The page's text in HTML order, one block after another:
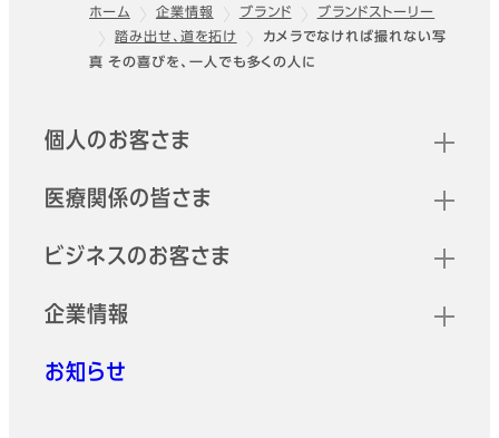
フッター
ホーム 企業情報 ブランド
ブランドストーリー
踏み出せ、道を拓け
カメラでなければ撮れない写
真 その喜びを、一人でも多くの人に
クイックリンク
個人のお客さま
医療関係の皆さま
ビジネスのお客さま
企業情報
お知らせ